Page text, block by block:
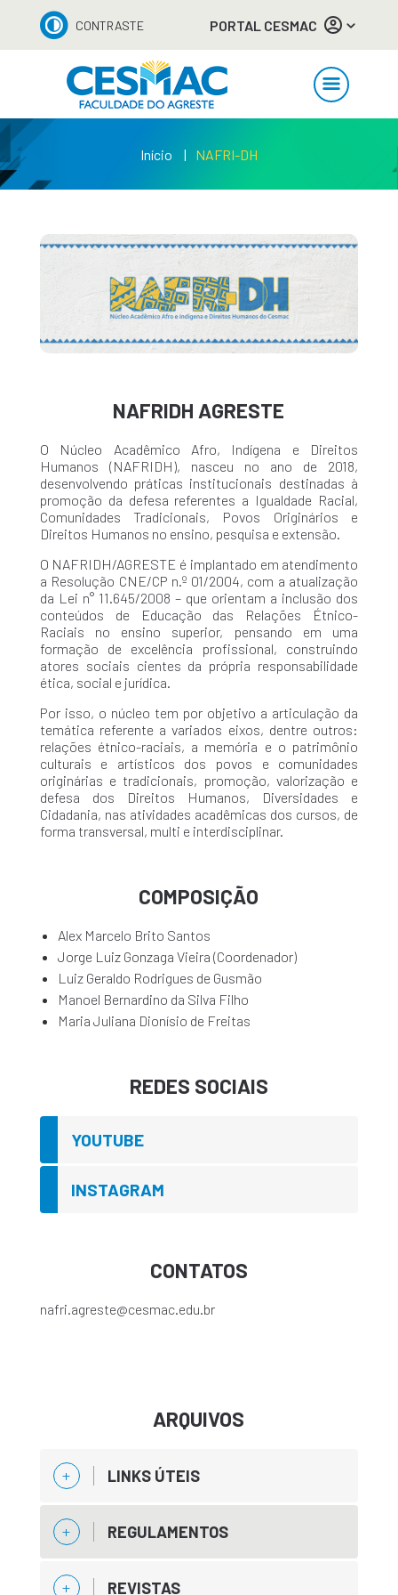
CONTRASTE PORTAL CESMAC
Início NAFRI-DH
NAFRIDH AGRESTE
O Núcleo Acadêmico Afro, Indígena e Direitos
Humanos (NAFRIDH), nasceu no ano de 2018,
desenvolvendo práticas institucionais destinadas à
promoção da defesa referentes a Igualdade Racial,
Comunidades Tradicionais, Povos Originários e
Direitos Humanos no ensino, pesquisa e extensão.
O NAFRIDH/AGRESTE é implantado em atendimento
a Resolução CNE/CP n.º 01/2004, com a atualização
da Lei n° 11.645/2008 – que orientam a inclusão dos
conteúdos de Educação das Relações Étnico-
Raciais no ensino superior, pensando em uma
formação de excelência profissional, construindo
atores sociais cientes da própria responsabilidade
ética, social e jurídica.
Por isso, o núcleo tem por objetivo a articulação da
temática referente a variados eixos, dentre outros:
relações étnico-raciais, a memória e o patrimônio
culturais e artísticos dos povos e comunidades
originárias e tradicionais, promoção, valorização e
defesa dos Direitos Humanos, Diversidades e
Cidadania, nas atividades acadêmicas dos cursos, de
forma transversal, multi e interdisciplinar.
COMPOSIÇÃO
Alex Marcelo Brito Santos
Jorge Luiz Gonzaga Vieira (Coordenador)
Luiz Geraldo Rodrigues de Gusmão
Manoel Bernardino da Silva Filho
Maria Juliana Dionísio de Freitas
REDES SOCIAIS
YOUTUBE
INSTAGRAM
CONTATOS
nafri.agreste@cesmac.edu.br
ARQUIVOS
LINKS ÚTEIS
REGULAMENTOS
REVISTAS